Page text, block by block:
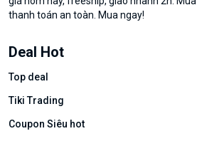
thanh toán an toàn. Mua ngay!
Deal Hot
Top deal
Tiki Trading
Coupon Siêu hot